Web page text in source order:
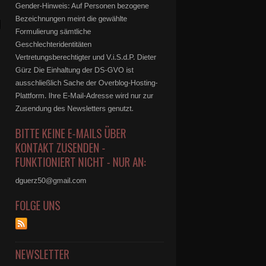
Gender-Hinweis: Auf Personen bezogene
Bezeichnungen meint die gewählte
Formulierung sämtliche
Geschlechteridentitäten
Vertretungsberechtigter und V.i.S.d.P. Dieter
Gürz Die Einhaltung der DS-GVO ist
ausschließlich Sache der Overblog-Hosting-
Plattform. Ihre E-Mail-Adresse wird nur zur
Zusendung des Newsletters genutzt.
BITTE KEINE E-MAILS ÜBER
KONTAKT ZUSENDEN -
FUNKTIONIERT NICHT - NUR AN:
dguerz50@gmail.com
FOLGE UNS
NEWSLETTER